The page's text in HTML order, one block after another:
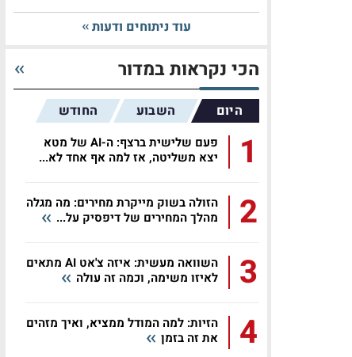
עוד ניתוחים ודעות
הכי נקראות במדור
היום השבוע החודש
1
פעם שלישית ברצף: ה-AI של מטא
יצא משליטה, אז למה אף אחד לא...
2
הזולה בשוק מייקרת מחירים: מה מגלה
מהלך המחירים של דיפסיק על...
3
השוואה מעשית: איזה צ'אט AI מתאים
לאיזו משימה, וכמה זה עולה
4
הזיות: למה המודל ממציא, ואיך מזהים
את זה בזמן